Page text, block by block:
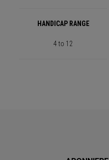
HANDICAP RANGE
4 to 12